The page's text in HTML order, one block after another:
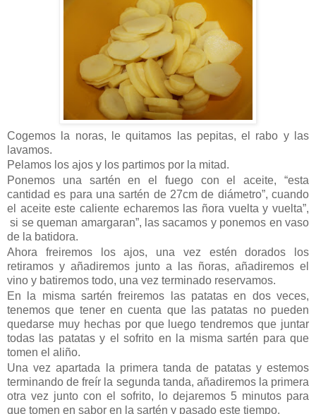
Cogemos la noras, le quitamos las pepitas, el rabo y las
lavamos.
Pelamos los ajos y los partimos por la mitad.
Ponemos una sartén en el fuego con el aceite, “esta
cantidad es para una sartén de 27cm de diámetro”, cuando
el aceite este caliente echaremos las ñora vuelta y vuelta”,
si se queman amargaran”, las sacamos y ponemos en vaso
de la batidora.
Ahora freiremos los ajos, una vez estén dorados los
retiramos y añadiremos junto a las ñoras, añadiremos el
vino y batiremos todo, una vez terminado reservamos.
En la misma sartén freiremos las patatas en dos veces,
tenemos que tener en cuenta que las patatas no pueden
quedarse muy hechas por que luego tendremos que juntar
todas las patatas y el sofrito en la misma sartén para que
tomen el aliño.
Una vez apartada la primera tanda de patatas y estemos
terminando de freír la segunda tanda, añadiremos la primera
otra vez junto con el sofrito, lo dejaremos 5 minutos para
que tomen en sabor en la sartén y pasado este tiempo.